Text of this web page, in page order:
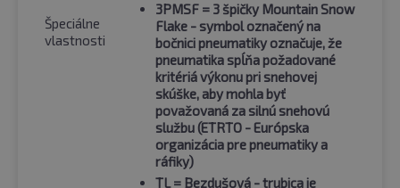
Špeciálne
vlastnosti
3PMSF = 3 špičky Mountain Snow
Flake - symbol označený na
bočnici pneumatiky označuje, že
pneumatika spĺňa požadované
kritériá výkonu pri snehovej
skúške, aby mohla byť
považovaná za silnú snehovú
službu (ETRTO - Európska
organizácia pre pneumatiky a
ráfiky)
TL= Bezdušová - trubica je